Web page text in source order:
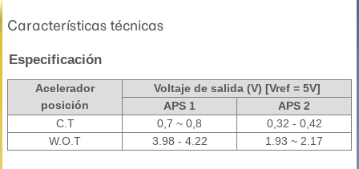
Características técnicas
Especificación
Acelerador
posición
Voltaje de salida (V) [Vref = 5V]
APS 1
APS 2
C.T
0,7 ~ 0,8
0,32 - 0,42
W.O.T
3.98 - 4.22 1.93 ~ 2.17